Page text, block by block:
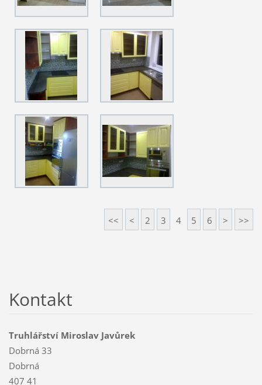
<< < 2 3 4 5 6 > >>
Kontakt
Truhlářství Miroslav Javůrek
Dobrná 33
Dobrná
407 41